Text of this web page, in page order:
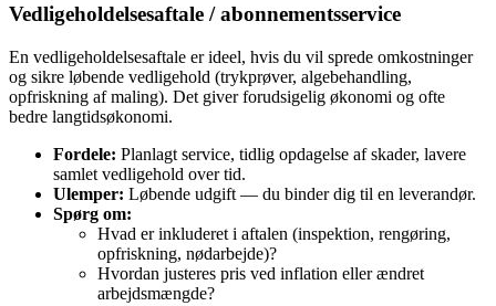
Vedligeholdelsesaftale / abonnementsservice
En vedligeholdelsesaftale er ideel, hvis du vil sprede omkostninger
og sikre løbende vedligehold (trykprøver, algebehandling,
opfriskning af maling). Det giver forudsigelig økonomi og ofte
bedre langtidsøkonomi.
Fordele: Planlagt service, tidlig opdagelse af skader, lavere
samlet vedligehold over tid.
Ulemper: Løbende udgift — du binder dig til en leverandør.
Spørg om:
Hvad er inkluderet i aftalen (inspektion, rengøring,
opfriskning, nødarbejde)?
Hvordan justeres pris ved inflation eller ændret
arbejdsmængde?